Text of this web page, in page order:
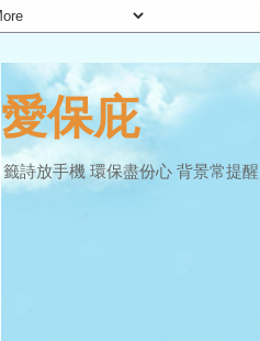
愛保庇
籤詩放手機 環保盡份心 背景常提